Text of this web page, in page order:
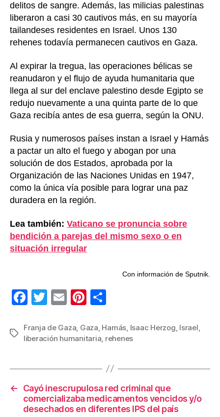
delitos de sangre. Además, las milicias palestinas
liberaron a casi 30 cautivos más, en su mayoría
tailandeses residentes en Israel. Unos 130
rehenes todavía permanecen cautivos en Gaza.
Al expirar la tregua, las operaciones bélicas se
reanudaron y el flujo de ayuda humanitaria que
llega al sur del enclave palestino desde Egipto se
redujo nuevamente a una quinta parte de lo que
Gaza recibía antes de esa guerra, según la ONU.
Rusia y numerosos países instan a Israel y Hamás
a pactar un alto el fuego y abogan por una
solución de dos Estados, aprobada por la
Organización de las Naciones Unidas en 1947,
como la única vía posible para lograr una paz
duradera en la región.
Lea también: Vaticano se pronuncia sobre
bendición a parejas del mismo sexo o en
situación irregular
Con información de Sputnik.
F
c
e
o
k
T
tt
er
E
ail
Pi
er
e
m
p
ar
tir
Etiquetas
Franja de Gaza Gaza Hamás Isaac Herzog Israel
liberación humanitaria rehenes
←
Cayó inescrupulosa red criminal que
comercializaba medicamentos vencidos y/o
desechados en diferentes IPS del país